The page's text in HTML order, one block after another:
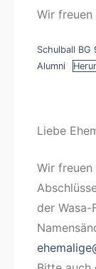
Wir freuen
Schulball BG
Alumni
Liebe
Wir freuen
der Wasa-